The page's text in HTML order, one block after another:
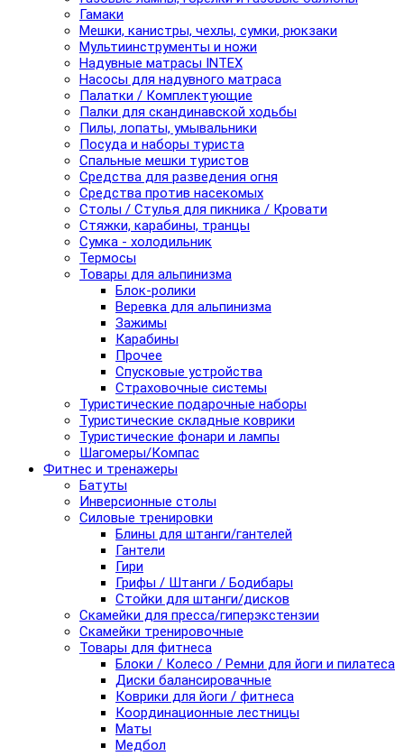
Гамаки
Мешки, канистры, чехлы, сумки, рюкзаки
Мультиинструменты и ножи
Надувные матрасы INTEX
Насосы для надувного матраса
Палатки / Комплектующие
Палки для скандинавской ходьбы
Пилы, лопаты, умывальники
Посуда и наборы туриста
Спальные мешки туристов
Средства для разведения огня
Средства против насекомых
Столы / Стулья для пикника / Кровати
Стяжки, карабины, транцы
Сумка - холодильник
Термосы
Товары для альпинизма
Блок-ролики
Веревка для альпинизма
Зажимы
Карабины
Прочее
Спусковые устройства
Страховочные системы
Туристические подарочные наборы
Туристические складные коврики
Туристические фонари и лампы
Шагомеры/Компас
Фитнес и тренажеры
Батуты
Инверсионные столы
Силовые тренировки
Блины для штанги/гантелей
Гантели
Гири
Грифы / Штанги / Бодибары
Стойки для штанги/дисков
Скамейки для пресса/гиперэкстензии
Скамейки тренировочные
Товары для фитнеса
Блоки / Колесо / Ремни для йоги и пилатеса
Диски балансировачные
Коврики для йоги / фитнеса
Координационные лестницы
Маты
Медбол